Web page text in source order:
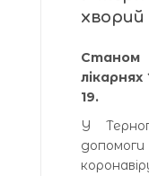
хворий
Станом
19.
У